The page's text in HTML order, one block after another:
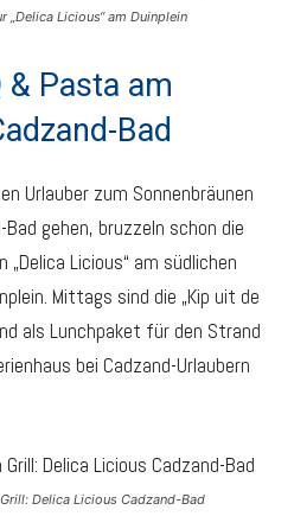
„Delica Licious“ am Duinplein
& Pasta am
Bad
Urlauber zum Sonnenbräunen
gehen, bruzzeln schon die
Licious“ am südlichen
Mittags sind die „Kip uit de
als Lunchpaket für den Strand
bei Cadzand-Urlaubern
Delica Licious Cadzand-Bad